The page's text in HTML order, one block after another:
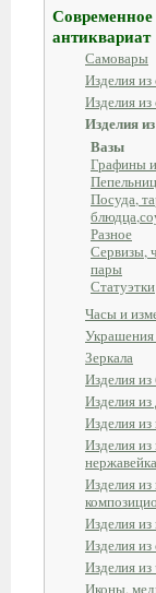
антиквариат
Самовары
Изделия
Изделия из
Изделия
Вазы
Графины
Посуда,
Разное
Сервизы,
пары
Статуэтки
Часы и
Зеркала
Изделия
Изделия из
Изделия из
Изделия
нержавейка
Изделия из
Изделия
Изделия из
Изделия из
Иконы,